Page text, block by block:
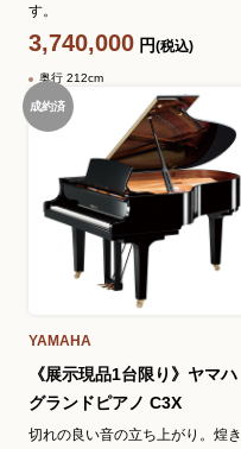
す。
3,740,000円(税込)
奥行 212cm
成約済
YAMAHA
《展示現品1台限り》ヤマハ
グランドピアノ C3X
切れの良い音の立ち上がり。煌き